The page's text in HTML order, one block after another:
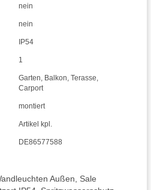
Außen
Sale
nein
nein
IP54
1
Garten, Balkon, Terasse,
Carport
montiert
Artikel kpl.
DE86577588